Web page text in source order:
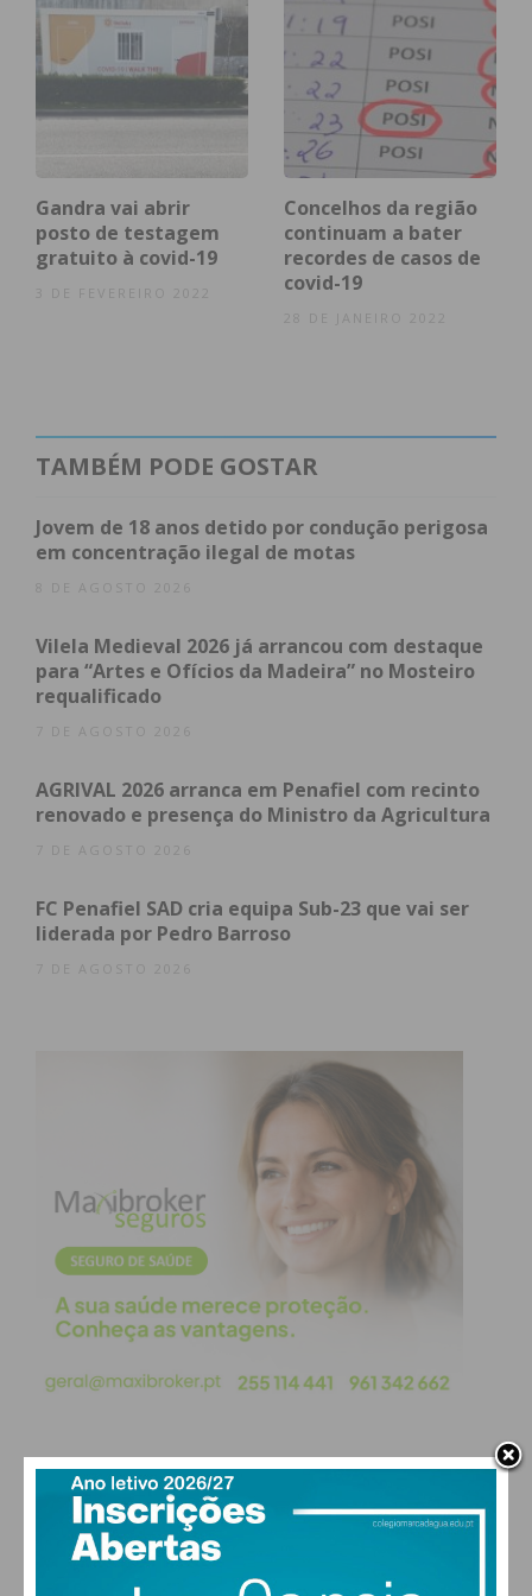
Área Confirmados Recuperados Óbitos
Suspeitos
Nacional
24.322 948 239.065
Castelo de
Paiva
11 * *
Paços de
Ferreira
250 * 5 *
3
Penafiel 143 * * *
* Sem
informação
? ?
Gandra vai abrir
posto de testagem
gratuito à covid-19
Concelhos da região
continuam a bater
recordes de casos de
covid-19
28 DE JANEIRO 2022
TAMBÉM PODE GOSTAR
Jovem de 18 anos detido por condução perigosa
em concentração ilegal de motas
8 DE AGOSTO 2026
Vilela Medieval 2026 já arrancou com destaque
para “Artes e Ofícios da Madeira” no Mosteiro
requalificado
7 DE AGOSTO 2026
AGRIVAL 2026 arranca em Penafiel com recinto
renovado e presença do Ministro da Agricultura
7 DE AGOSTO 2026
FC Penafiel SAD cria equipa Sub-23 que vai ser
liderada por Pedro Barroso
7 DE AGOSTO 2026